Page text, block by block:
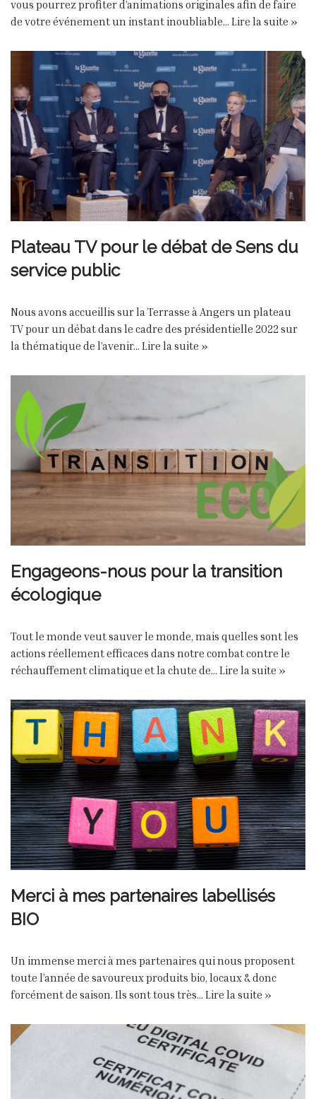
vous pourrez profiter d’animations originales afin de faire
de votre événement un instant inoubliable… Lire la suite »
Plateau TV pour le débat de Sens du
service public
Nous avons accueillis sur la Terrasse à Angers un plateau
TV pour un débat dans le cadre des présidentielle 2022 sur
la thématique de l’avenir… Lire la suite »
Engageons-nous pour la transition
écologique
Tout le monde veut sauver le monde, mais quelles sont les
actions réellement efficaces dans notre combat contre le
réchauffement climatique et la chute de… Lire la suite »
Merci à mes partenaires labellisés
BIO
Un immense merci à mes partenaires qui nous proposent
toute l’année de savoureux produits bio, locaux & donc
forcément de saison. Ils sont tous très… Lire la suite »